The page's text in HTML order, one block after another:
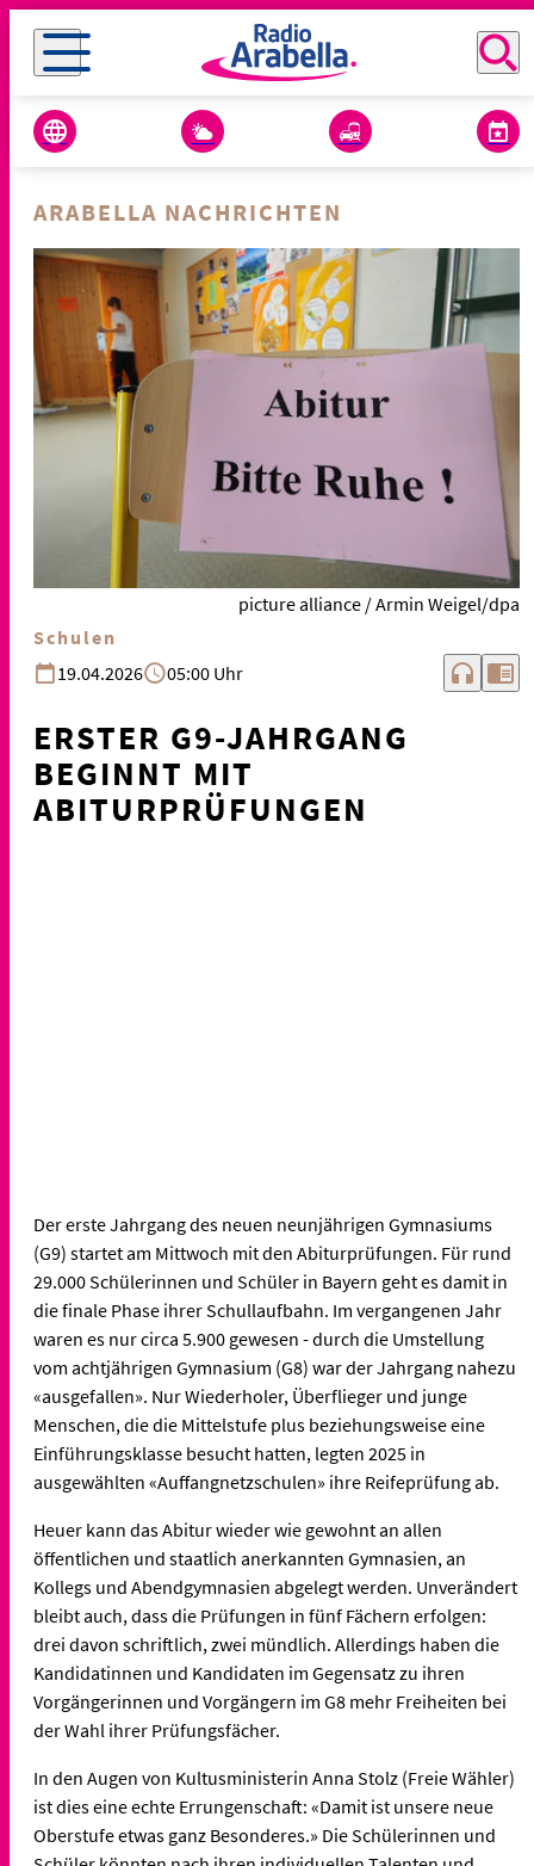
ARABELLA NACHRICHTEN
picture alliance / Armin Weigel/dpa
Schulen
19.04.2026
05:00 Uhr headphones chrome_reader_mode
ERSTER G9-JAHRGANG
BEGINNT MIT
ABITURPRÜFUNGEN
Der erste Jahrgang des neuen neunjährigen Gymnasiums
(G9) startet am Mittwoch mit den Abiturprüfungen. Für rund
29.000 Schülerinnen und Schüler in Bayern geht es damit in
die finale Phase ihrer Schullaufbahn. Im vergangenen Jahr
waren es nur circa 5.900 gewesen - durch die Umstellung
vom achtjährigen Gymnasium (G8) war der Jahrgang nahezu
«ausgefallen». Nur Wiederholer, Überflieger und junge
Menschen, die die Mittelstufe plus beziehungsweise eine
Einführungsklasse besucht hatten, legten 2025 in
ausgewählten «Auffangnetzschulen» ihre Reifeprüfung ab.
Heuer kann das Abitur wieder wie gewohnt an allen
öffentlichen und staatlich anerkannten Gymnasien, an
Kollegs und Abendgymnasien abgelegt werden. Unverändert
bleibt auch, dass die Prüfungen in fünf Fächern erfolgen:
drei davon schriftlich, zwei mündlich. Allerdings haben die
Kandidatinnen und Kandidaten im Gegensatz zu ihren
Vorgängerinnen und Vorgängern im G8 mehr Freiheiten bei
der Wahl ihrer Prüfungsfächer.
In den Augen von Kultusministerin Anna Stolz (Freie Wähler)
ist dies eine echte Errungenschaft: «Damit ist unsere neue
Oberstufe etwas ganz Besonderes.» Die Schülerinnen und